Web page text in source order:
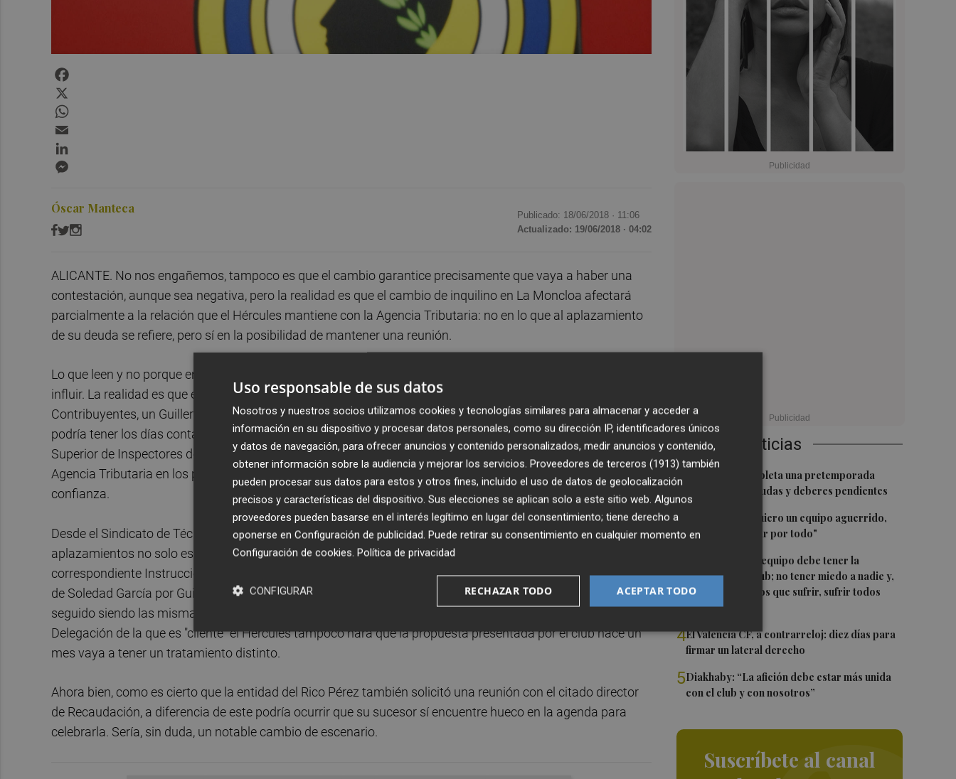
Últimas Noticias
1
El Valencia completa una pretemporada
irregular, con dudas y deberes pendientes
2
Luís Castro: "Quiero un equipo aguerrido,
que vaya a luchar por todo"
Luís Castro: "El equipo debe tener la
identidad del club; no tener miedo a nadie y,
cuando tengamos que sufrir, sufrir todos
juntos”
4El Valencia CF, a contrarreloj: diez días para
firmar un lateral derecho
5Diakhaby: “La afición debe estar más unida
con el club y con nosotros”
Suscríbete al canal
Óscar Manteca Publicado: 18/06/2018 · 11:06
Actualizado: 19/06/2018 · 04:02
ALICANTE. No nos engañemos, tampoco es que el cambio garantice precisamente que vaya a haber una
contestación, aunque sea negativa, pero la realidad es que el cambio de inquilino en La Moncloa afectará
parcialmente a la relación que el Hércules mantiene con la Agencia Tributaria: no en lo que al aplazamiento
de su deuda se refiere, pero sí en la posibilidad de mantener una reunión.
Lo que leen y no porque en Madrid y València gobierne el mismo partido, aunque alguno crea que eso puede
influir. La realidad es que el director del departamento de Recaudación de la Delegación Central de Grandes
Contribuyentes, un Guillermo Barros del que el Hércules espera que le de cita desde hace ya dos meses,
podría tener los días contados en el cargo (no en Hacienda y es que Barros es Funcionario del Cuerpo
Superior de Inspectores desde 2000). Todo dependerá del nombramiento de un nuevo director general de la
Agencia Tributaria en los próximos días y del efecto en cadena que eso tendrá en el resto de cargos de
confianza.
Desde el Sindicato de Técnicos de Hacienda (Gestha) insisten en que los criterios que rigen para
aplazamientos no solo están legalmente tasados (Ley General Tributaria), también se contemplan en la
correspondiente Instrucción General de Recaudación y son invariables. Es decir, que igual que tras el relevo
de Soledad García por Guillermo Barros las exigencias para lograr un nuevo acuerdo de aplazamiento han
seguido siendo las mismas para el Hércules, un nuevo cambio de responsable de Recaudación de la
Delegación de la que es "cliente" el Hércules tampoco hará que la propuesta presentada por el club hace un
mes vaya a tener un tratamiento distinto.
Ahora bien, como es cierto que la entidad del Rico Pérez también solicitó una reunión con el citado director
de Recaudación, a diferencia de este podría ocurrir que su sucesor sí encuentre hueco en la agenda para
celebrarla. Sería, sin duda, un notable cambio de escenario.
Uso responsable de sus datos
Nosotros y nuestros socios utilizamos cookies y tecnologías similares para almacenar y acceder a
información en su dispositivo y procesar datos personales, como su dirección IP, identificadores únicos
y datos de navegación, para ofrecer anuncios y contenido personalizados, medir anuncios y contenido,
obtener información sobre la audiencia y mejorar los servicios. Proveedores de terceros (1913) también
pueden procesar sus datos para estos y otros fines, incluido el uso de datos de geolocalización
precisos y características del dispositivo. Sus elecciones se aplican solo a este sitio web. Algunos
proveedores pueden basarse en el interés legítimo en lugar del consentimiento; tiene derecho a
oponerse en Configuración de publicidad. Puede retirar su consentimiento en cualquier momento en
Configuración de cookies. Política de privacidad
ACEPTAR TODO
RECHAZAR TODO
CONFIGURAR